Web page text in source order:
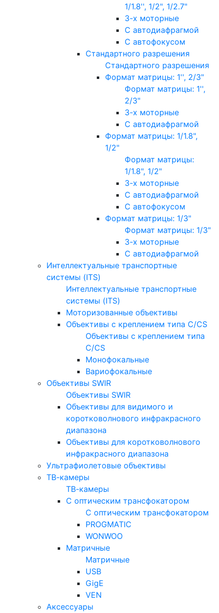
1/1.8'', 1/2", 1/2.7"
3-х моторные
С автодиафрагмой
С автофокусом
Стандартного разрешения
Стандартного разрешения
Формат матрицы: 1'', 2/3"
Формат матрицы: 1'',
2/3"
3-х моторные
С автодиафрагмой
Формат матрицы: 1/1.8",
1/2"
Формат матрицы:
1/1.8", 1/2"
3-х моторные
С автодиафрагмой
С автофокусом
Формат матрицы: 1/3"
Формат матрицы: 1/3"
3-х моторные
С автодиафрагмой
Интеллектуальные транспортные
системы (ITS)
Интеллектуальные транспортные
системы (ITS)
Моторизованные объективы
Объективы с креплением типа C/CS
Объективы с креплением типа
C/CS
Монофокальные
Вариофокальные
Объективы SWIR
Объективы SWIR
Объективы для видимого и
коротковолнового инфракрасного
диапазона
Объективы для коротковолнового
инфракрасного диапазона
Ультрафиолетовые объективы
ТВ-камеры
ТВ-камеры
С оптическим трансфокатором
С оптическим трансфокатором
PROGMATIC
WONWOO
Матричные
Матричные
USB
GigE
VEN
Аксессуары